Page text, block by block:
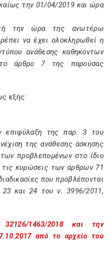
την 01/04/2019 και ώρα
την ώρα της ανωτέρω
να έχει ολοκληρωθεί η
ανάθεσης καθηκόντων
άρθρο 7 της παρούσας
εξής:
επιφύλαξη της παρ. 3 του
της ανάθεσης άσκησης
προβλεπομένων στο ίδιο
κυρώσεις των άρθρων 71
που προβλέπονται
23 και 24 του ν. 3996/2011,
1463/2018 και την
από το αρχείο του